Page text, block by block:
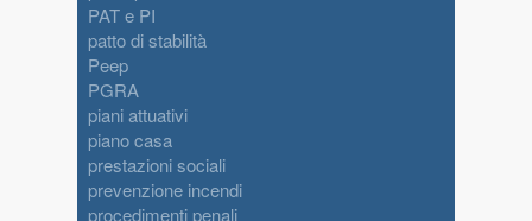
PAT e PI
patto di stabilità
Peep
PGRA
piani attuativi
piano casa
prestazioni sociali
prevenzione incendi
procedimenti penali